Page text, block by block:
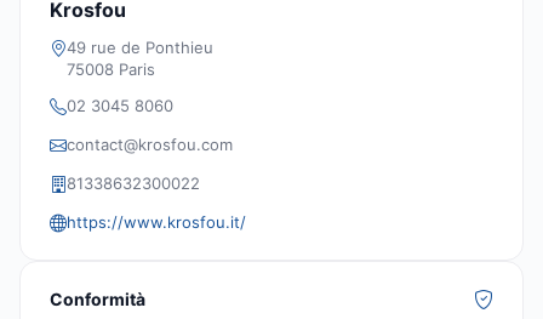
Krosfou
49 rue de Ponthieu
75008 Paris
02 3045 8060
contact@krosfou.com
81338632300022
https://www.krosfou.it/
Conformità